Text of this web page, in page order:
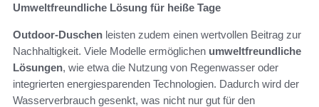
Umweltfreundliche Lösung für heiße Tage
Outdoor-Duschen leisten zudem einen wertvollen Beitrag zur
Nachhaltigkeit. Viele Modelle ermöglichen umweltfreundliche
Lösungen, wie etwa die Nutzung von Regenwasser oder
integrierten energiesparenden Technologien. Dadurch wird der
Wasserverbrauch gesenkt, was nicht nur gut für den